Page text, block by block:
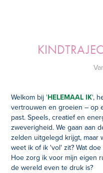
Welkom bij'HELEMAAL IK',
vertrouwen en groeien – op
past. Speels, creatief en
zweverigheid. We gaan aan
zelden uitgelegd krijgt, maar
weet ik of ik 'vol' zit? Wat
Hoe zorg ik voor mijn eigen
de wereld even te druk is?